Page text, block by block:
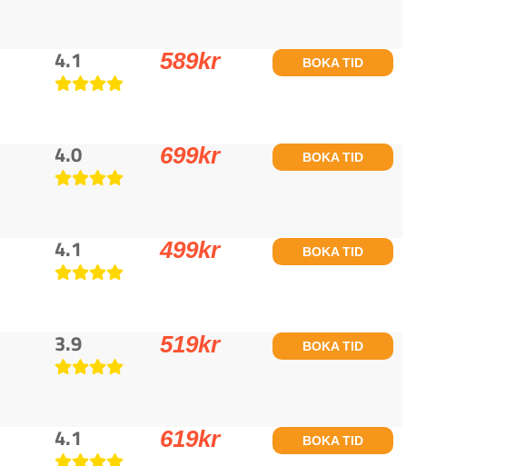
4.1 589kr BOKA TID
4.0 699kr BOKA TID
4.1 499kr BOKA TID
3.9 519kr BOKA TID
4.1 619kr BOKA TID